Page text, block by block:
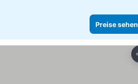
Preise sehen